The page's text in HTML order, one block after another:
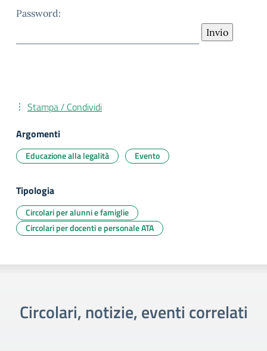
Password:
Stampa / Condividi
Argomenti
Educazione alla legalità Evento
Tipologia
Circolari per alunni e famiglie
Circolari per docenti e personale ATA
Circolari, notizie, eventi correlati